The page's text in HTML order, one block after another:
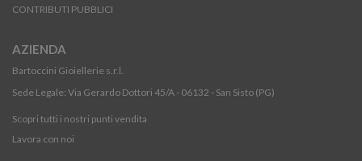
CONTRIBUTI PUBBLICI
AZIENDA
Bartoccini Gioiellerie s.r.l.
Sede Legale: Via Gerardo Dottori 45/A - 06132 - San Sisto (PG)
Scopri tutti i nostri punti vendita
Lavora con noi